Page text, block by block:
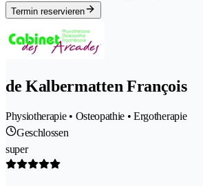
Termin reservieren
de Kalbermatten François
Physiotherapie • Osteopathie • Ergotherapie
Geschlossen
super